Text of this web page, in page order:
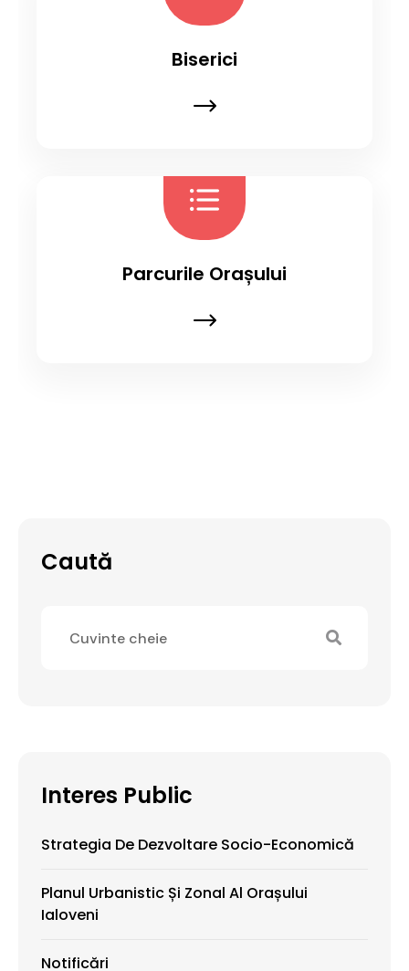
Biserici
Parcurile Orașului
Caută
Interes Public
Strategia De Dezvoltare Socio-Economică
Planul Urbanistic Și Zonal Al Orașului
Ialoveni
Notificări